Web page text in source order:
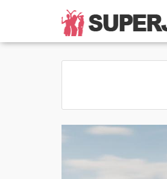
Home